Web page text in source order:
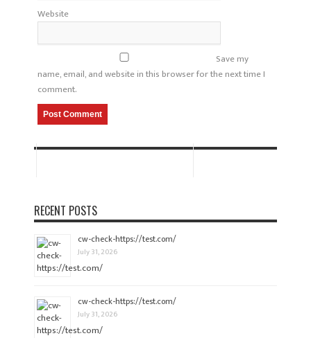
Website
Save my
name, email, and website in this browser for the next time I
comment.
RECENT POSTS
cw-check-https://test.com/
July 31, 2026
cw-check-https://test.com/
July 31, 2026